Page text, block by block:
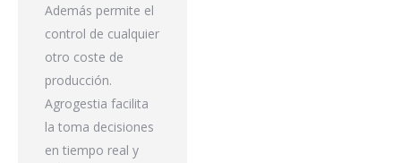
Además permite el
control de cualquier
otro coste de
producción.
Agrogestia facilita
la toma decisiones
en tiempo real y